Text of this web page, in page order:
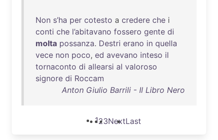
Non s’ha per cotesto a credere che i
conti che l’abitavano fossero gente di
molta possanza. Destri erano in quella
vece non poco, ed avevano inteso il
tornaconto di allearsi al valoroso
signore di Roccam
Anton Giulio Barrili - Il Libro Nero
123NextLast